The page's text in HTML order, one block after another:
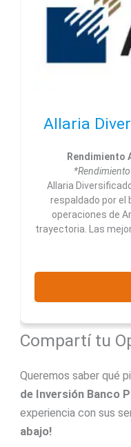
Allaria
Rendimiento
Allaria
respaldado por el
operaciones de
trayectoria. Las
Compartí tu
Queremos saber qué
de Inversión Banco
experiencia con sus
abajo!